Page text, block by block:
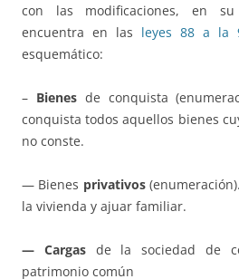
con las modificaciones, en su
encuentra en las leyes 88 a la
esquemático:
– Bienesde conquista
conquista todos aquellos bienes
no conste.
— Bienes privativos
la vivienda y ajuar familiar.
— Cargasde la sociedad de
patrimonio común